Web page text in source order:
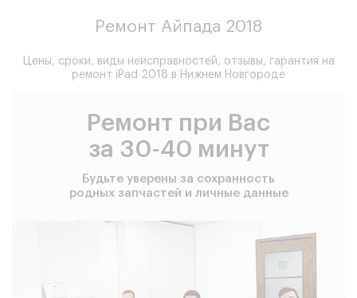
Ремонт Айпада 2018
Цены, сроки, виды неисправностей, отзывы, гарантия на
ремонт iPad 2018 в Нижнем Новгороде
Ремонт при Вас
за 30-40 минут
Будьте уверены за сохранность
родных запчастей и личные данные